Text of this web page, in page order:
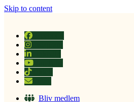
Skip to content
Tiktok
Bliv medlem